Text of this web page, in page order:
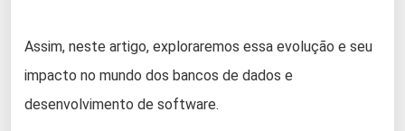
Assim, neste artigo, exploraremos essa evolução e seu
impacto no mundo dos bancos de dados e
desenvolvimento de software.